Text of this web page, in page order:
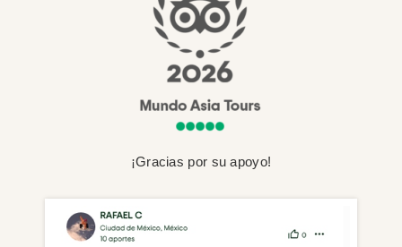
¡Gracias por su apoyo!